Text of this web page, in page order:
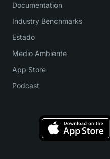
Documentation
Industry Benchmarks
Estado
Medio Ambiente
App Store
Podcast